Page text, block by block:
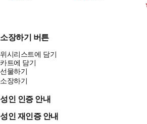
소장하기 버튼
위시리스트에 담기
카트에 담기
선물하기
소장하기
성인 인증 안내
성인 재인증 안내